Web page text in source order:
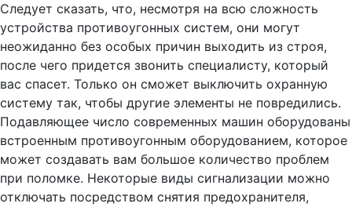
Следует сказать, что, несмотря на всю сложность
устройства противоугонных систем, они могут
неожиданно без особых причин выходить из строя,
после чего придется звонить специалисту, который
вас спасет. Только он сможет выключить охранную
систему так, чтобы другие элементы не повредились.
Подавляющее число современных машин оборудованы
встроенным противоугонным оборудованием, которое
может создавать вам большое количество проблем
при поломке. Некоторые виды сигнализации можно
отключать посредством снятия предохранителя,